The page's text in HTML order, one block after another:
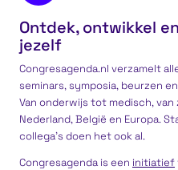
Ontdek, ontwikkel
jezelf
Congresagenda.nl verzamelt
seminars, symposia, beurzen
Van onderwijs tot medisch,
Nederland, België en Europa.
collega’s doen het ook al.
Congresagenda is een initiatief